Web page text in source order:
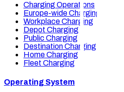
Charging Operations
Europe-wide Charging
Workplace Charging
Depot Charging
Public Charging
Destination Charging
Home Charging
Fleet Charging
Operating System